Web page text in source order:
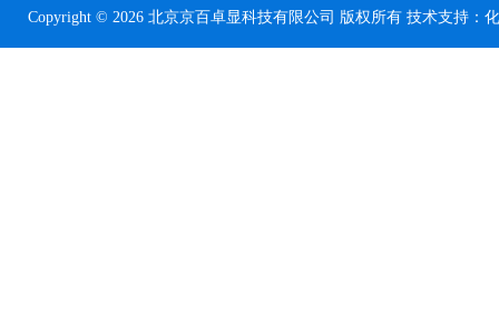
Copyright © 2026 北京京百卓显科技有限公司 版权所有 技术支持：